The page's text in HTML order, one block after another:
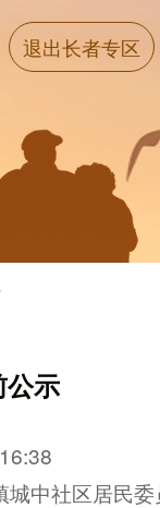
退出长者专区
公示
城中社区居民